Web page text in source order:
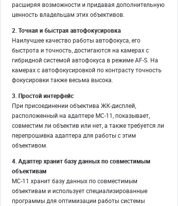
расширяя возможности и придавая дополнительную
ценность владельцам этих объективов.
2. Точная и быстрая автофокусировка
Наилучшее качество работы автофокуса, его
быстрота и точность, достигаются на камерах с
гибридной системой автофокуса в режиме AF-S. На
камерах с автофокусировкой по контрасту точность
фокусировки также весьма высока.
3. Простой интерфейс
При присоединении объектива ЖК-дисплей,
расположенный на адаптере МС-11, показывает,
совместим ли объектив или нет, а также требуется ли
перепрошивка адаптера для работы с этим
объективом.
4. Адаптер хранит базу данных по совместимым
объективам
МС-11 хранит базу данных по совместимым
объективам и использует специализированные
программы для оптимизации работы системы